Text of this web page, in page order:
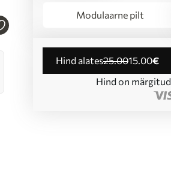
Modulaarne pilt
Hind alates25.0015.00€
Hind on märgitud